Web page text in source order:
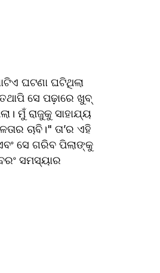
ଘଟଣା ଘଟିଥିଲା
ସେ ପଢ଼ାରେ ଖୁବ୍
ମୁଁ ରାଜୁକୁ ସାହାଯ୍ୟ
ଚାବି।" ତା’ର ଏହି
ସେ ଗରିବ ପିଲାଙ୍କୁ
ସମସ୍ୟାର